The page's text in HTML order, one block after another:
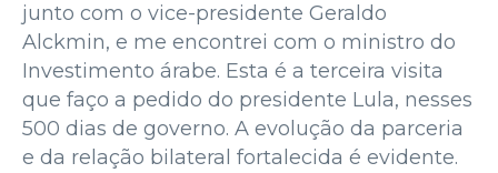
junto com o vice-presidente Geraldo
Alckmin, e me encontrei com o ministro do
Investimento árabe. Esta é a terceira visita
que faço a pedido do presidente Lula, nesses
500 dias de governo. A evolução da parceria
e da relação bilateral fortalecida é evidente.